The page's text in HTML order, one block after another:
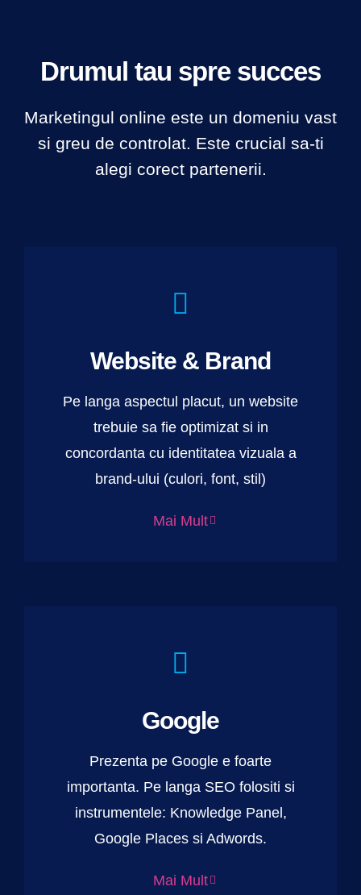
Drumul tau spre succes
Marketingul online este un domeniu vast
si greu de controlat. Este crucial sa-ti
alegi corect partenerii.
Website & Brand
Pe langa aspectul placut, un website
trebuie sa fie optimizat si in
concordanta cu identitatea vizuala a
brand-ului (culori, font, stil)
Mai Mult
Google
Prezenta pe Google e foarte
importanta. Pe langa SEO folositi si
instrumentele: Knowledge Panel,
Google Places si Adwords.
Mai Mult